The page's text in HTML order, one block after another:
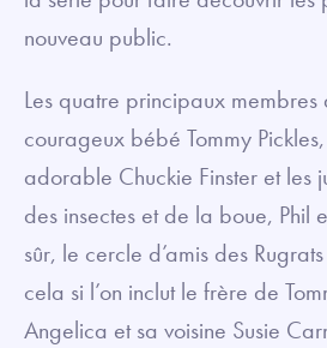
nouveau public.
Les quatre principaux
courageux bébé Tommy
adorable Chuckie Finster et les
des insectes et de la boue, Phil
sûr, le cercle d’amis des
cela si l’on inclut le frère de
Angelica et sa voisine Susie